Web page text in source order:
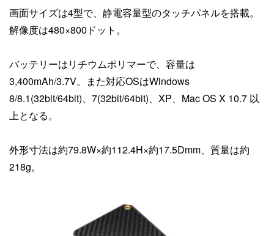
画面サイズは4型で、静電容量型のタッチパネルを搭載。
解像度は480×800ドット。
バッテリーはリチウムポリマーで、容量は
3,400mAh/3.7V。また対応OSはWindows
8/8.1(32bit/64bit)、7(32bit/64bit)、XP、Mac OS X 10.7 以
上となる。
外形寸法は約79.8W×約112.4H×約17.5Dmm、質量は約
218g。